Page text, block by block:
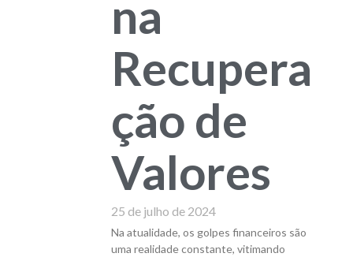
na
Recupera
ção de
Valores
25 de julho de 2024
Na atualidade, os golpes financeiros são
uma realidade constante, vitimando